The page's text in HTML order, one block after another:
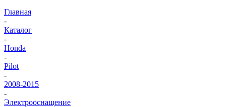
Главная
-
Каталог
-
Honda
-
Pilot
-
2008-2015
-
Электрооснащение